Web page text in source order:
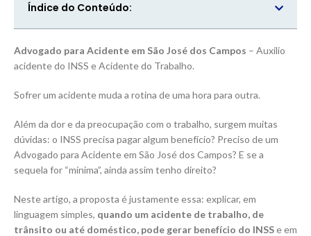
Índice do Conteúdo:
Advogado para Acidente em São José dos Campos – Auxílio
acidente do INSS e Acidente do Trabalho.
Sofrer um acidente muda a rotina de uma hora para outra.
Além da dor e da preocupação com o trabalho, surgem muitas
dúvidas: o INSS precisa pagar algum benefício? Preciso de um
Advogado para Acidente em São José dos Campos? E se a
sequela for “mínima”, ainda assim tenho direito?
Neste artigo, a proposta é justamente essa: explicar, em
linguagem simples, quando um acidente de trabalho, de
trânsito ou até doméstico, pode gerar benefício do INSSe em